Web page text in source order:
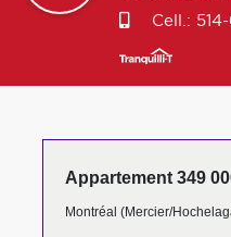
Cell.:
Appartement 349
Montréal (Mercier/